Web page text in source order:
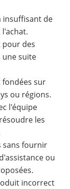
insuffisant de
pour des
une suite
sur
ou régions.
l'équipe
les
sans fournir
ou
incorrect